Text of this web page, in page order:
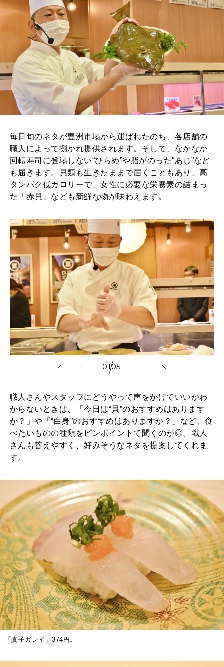
毎日旬のネタが豊洲市場から運ばれたのち、各店舗の
職人によって捌かれ提供されます。そして、なかなか
回転寿司に登場しない“ひらめ”や脂がのった“あじ”など
も届きます。貝類も生きたままで届くこともあり、高
タンパク低カロリーで、女性に必要な栄養素の詰まっ
た「赤貝」なども新鮮な物が味わえます。
0105
職人さんやスタッフにどうやって声をかけていいかわ
からないときは、「今日は“貝”のおすすめはあります
か？」や「“白身”のおすすめはありますか？」など、食
べたいものの種類をピンポイントで聞くのが◎。職人
さんも答えやすく、好みそうなネタを提案してくれま
す。
「真子ガレイ」374円。